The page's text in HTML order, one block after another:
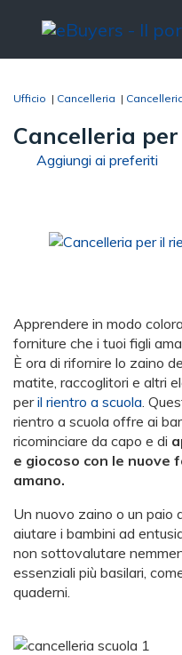
Ufficio | Cancelleria |
Cancelleria
Aggiungi ai preferiti
Apprendere in modo
forniture che i tuoi figli
È ora di rifornire lo zaino
matite, raccoglitori e altri
peril rientro a scuola.
rientro a scuola offre ai
ricominciare da capo e di
e giocoso con le nuove
amano.
Un nuovo zaino o un paio
aiutare i bambini ad
non sottovalutare
essenziali più basilari,
quaderni.